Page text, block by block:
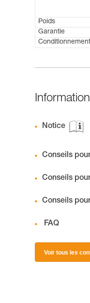
Poids
Garantie
Conditionnement
Notice
Conseils
Conseils
Conseils
FAQ
Voir tous les